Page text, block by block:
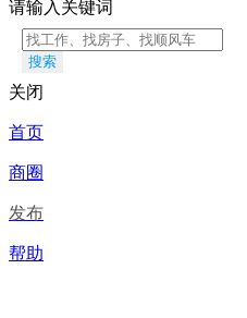
请输入关键词
搜索
关闭
首页
商圈
发布
帮助